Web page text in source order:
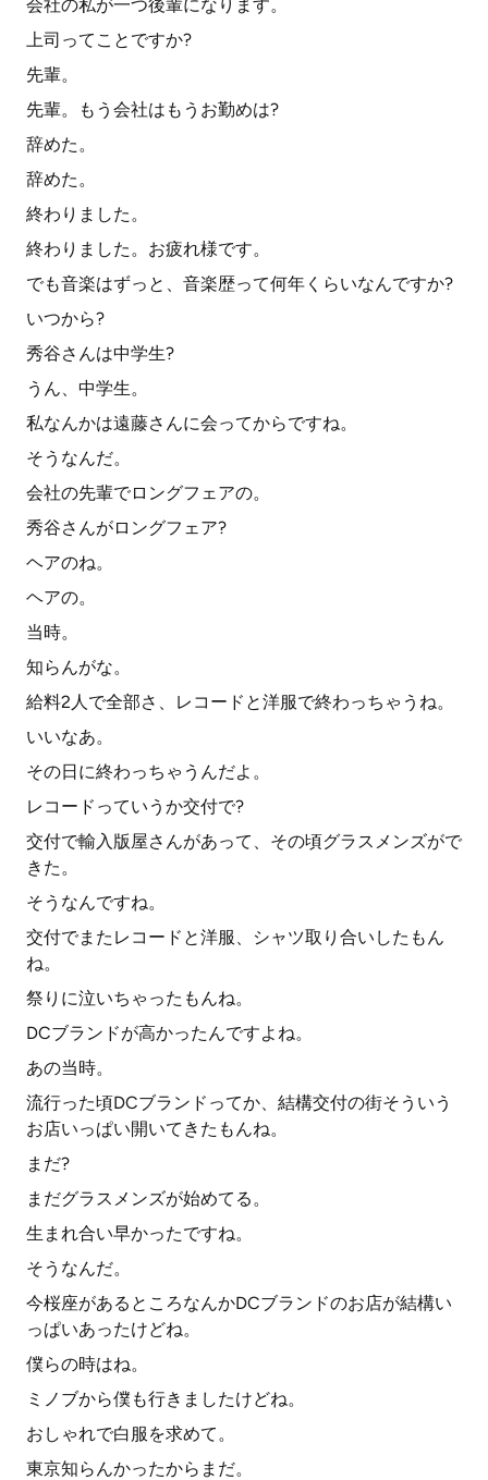
会社の私が一つ後輩になります。
上司ってことですか?
先輩。
先輩。もう会社はもうお勤めは?
辞めた。
辞めた。
終わりました。
終わりました。お疲れ様です。
でも音楽はずっと、音楽歴って何年くらいなんですか?
いつから?
秀谷さんは中学生?
うん、中学生。
私なんかは遠藤さんに会ってからですね。
そうなんだ。
会社の先輩でロングフェアの。
秀谷さんがロングフェア?
ヘアのね。
ヘアの。
当時。
知らんがな。
給料2人で全部さ、レコードと洋服で終わっちゃうね。
いいなあ。
その日に終わっちゃうんだよ。
レコードっていうか交付で?
交付で輸入版屋さんがあって、その頃グラスメンズがで
きた。
そうなんですね。
交付でまたレコードと洋服、シャツ取り合いしたもん
ね。
祭りに泣いちゃったもんね。
DCブランドが高かったんですよね。
あの当時。
流行った頃DCブランドってか、結構交付の街そういう
お店いっぱい開いてきたもんね。
まだ?
まだグラスメンズが始めてる。
生まれ合い早かったですね。
そうなんだ。
今桜座があるところなんかDCブランドのお店が結構い
っぱいあったけどね。
僕らの時はね。
ミノブから僕も行きましたけどね。
おしゃれで白服を求めて。
東京知らんかったからまだ。